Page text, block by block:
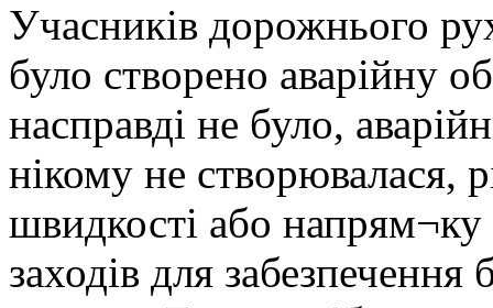
Учасників дорожнього
було створено аварійну
насправді не було,
нікому не створювалася,
швидкості або
заходів для забезпечення